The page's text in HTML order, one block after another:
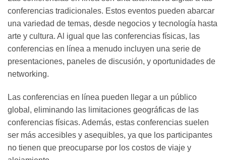
conferencias tradicionales. Estos eventos pueden abarcar
una variedad de temas, desde negocios y tecnología hasta
arte y cultura. Al igual que las conferencias físicas, las
conferencias en línea a menudo incluyen una serie de
presentaciones, paneles de discusión, y oportunidades de
networking.
Las conferencias en línea pueden llegar a un público
global, eliminando las limitaciones geográficas de las
conferencias físicas. Además, estas conferencias suelen
ser más accesibles y asequibles, ya que los participantes
no tienen que preocuparse por los costos de viaje y